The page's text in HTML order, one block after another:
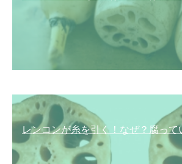
レンコンが糸を引く！なぜ？腐って